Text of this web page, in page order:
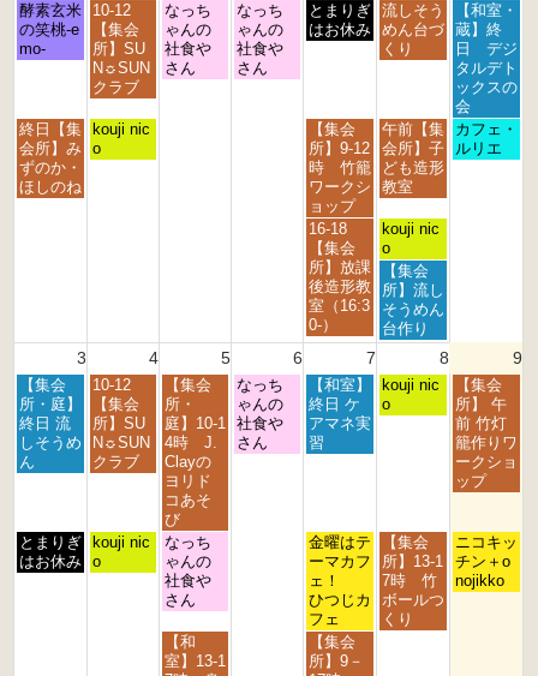
月
曜
日,
7
t
h
2
0
酵素玄米
の笑桃-e
mo-
火
曜
日,
7
月
8
t
h
10-12
【集会
所】SU
N☼SUN
クラブ
水
曜
日,
7
なっち
ゃんの
社食や
さん
木
曜
日,
7
なっち
ゃんの
社食や
さん
金
曜
s
t
2
0
2
とまりぎ
はお休み
土
曜
日,
s
t
2
0
2
6
流しそう
めん台づ
くり
日
曜
日,
8
月
2
n
d
2
【和室・
蔵】終
日 デジ
タルデト
ックスの
会
月
曜
日,
7
2
終日【集
会所】み
ずのか・
ほしのね
火
曜
2
kouji nic
o
金
曜
日,
7
月
3
s
t
2
0
2
【集会
所】9-12
時 竹籠
ワークシ
ョップ
土
曜
日,
8
1
s
t
2
0
2
6
午前【集
会所】子
ども造形
教室
日
曜
6
カフェ・
ルリエ
金
曜
日,
7
月
3
1
2
0
2
6
16-18
【集会
所】放課
後造形教
室（16:3
0-）
土
曜
日,
8
月
1
s
2
0
2
kouji nic
o
土
曜
日,
8
月
s
t
【集会
所】流し
そうめん
台作り
3 4 5 6 7 8 9
月
曜
日,
8
月
2
0
2
【集会
所・庭】
終日 流
しそうめ
ん
火
曜
日,
8
月
2
0
2
10-12
【集会
所】SU
N☼SUN
クラブ
水
曜
日,
8
月
5
t
h
2
0
2
6
【集会
所・
庭】10-1
4時 J.
Clayの
ヨリド
コあそ
び
木
曜
日,
8
なっち
ゃんの
社食や
さん
金
曜
日,
8
2
0
2
6
【和室】
終日 ケ
アマネ実
習
土
曜
0
2
6
kouji nic
o
日
曜
日,
8
月
9
2
0
2
6
【集会
所】 午
前 竹灯
籠作りワ
ークショ
ップ
月
曜
とまりぎ
はお休み
火
曜
kouji nic
o
水
曜
日,
8
t
なっち
ゃんの
社食や
さん
金
曜
日,
8
月
t
金曜はテ
ーマカフ
ェ！
ひつじカ
フェ
土
曜
日,
8
月
【集会
所】13-1
7時 竹
ボールつ
くり
日
曜
日,
ニコキッ
チン＋o
nojikko
水
曜
【和
室】13-1
金
曜
【集会
所】9－